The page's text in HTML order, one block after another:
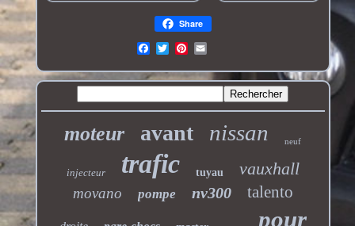
Share
moteur avant nissan neuf
injecteur trafic tuyau vauxhall
movano pompe nv300 talento
pour